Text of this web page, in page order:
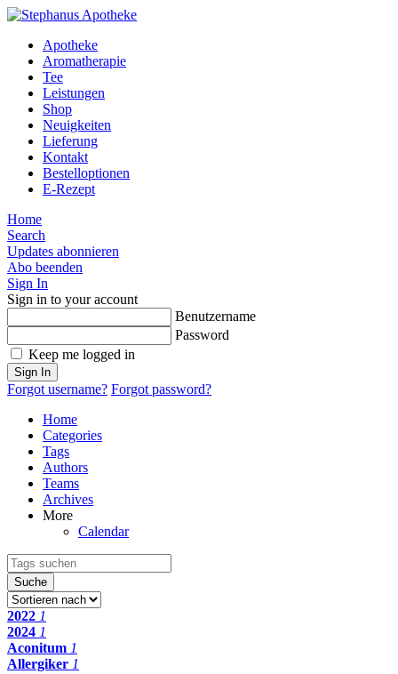
Apotheke
Aromatherapie
Tee
Leistungen
Shop
Neuigkeiten
Lieferung
Kontakt
Bestelloptionen
E-Rezept
Home
Search
Updates abonnieren
Abo beenden
Sign In
Sign in to your account
Benutzername
Password
Keep me logged in
Sign In
Forgot username? Forgot password?
Home
Categories
Tags
Authors
Teams
Archives
More
Calendar
Suche
2022 1
2024 1
Aconitum 1
Allergiker 1